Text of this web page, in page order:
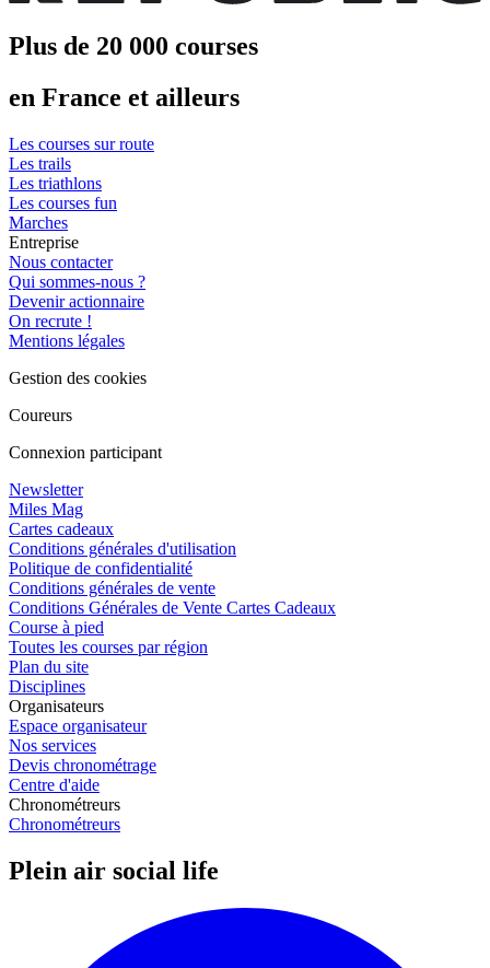
Plus de 20 000 courses
en France et ailleurs
Les courses sur route
Les trails
Les triathlons
Les courses fun
Marches
Entreprise
Nous contacter
Qui sommes-nous ?
Devenir actionnaire
On recrute !
Mentions légales
Gestion des cookies
Coureurs
Connexion participant
Newsletter
Miles Mag
Cartes cadeaux
Conditions générales d'utilisation
Politique de confidentialité
Conditions générales de vente
Conditions Générales de Vente Cartes Cadeaux
Course à pied
Toutes les courses par région
Plan du site
Disciplines
Organisateurs
Espace organisateur
Nos services
Devis chronométrage
Centre d'aide
Chronométreurs
Chronométreurs
Plein air social life